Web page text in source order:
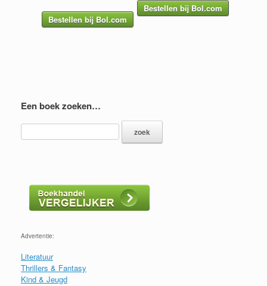
Bestellen bij Bol.com
Bestellen bij Bol.com
Een boek zoeken…
Advertentie:
Literatuur
Thrillers & Fantasy
Kind & Jeugd